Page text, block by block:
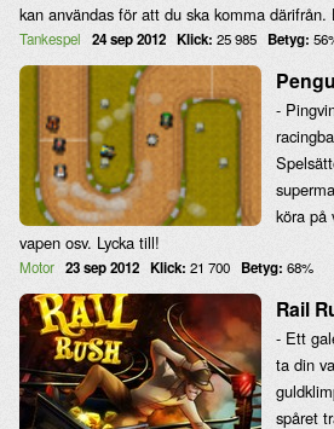
kan användas för att du ska komma därifrån.
Tankespel 24 sep 2012 Klick: 25 985 Betyg:
-
köra på
vapen osv. Lycka till!
Motor 23 sep 2012 Klick: 21 700 Betyg: 68%
Rail
- Ett
ta din
spåret